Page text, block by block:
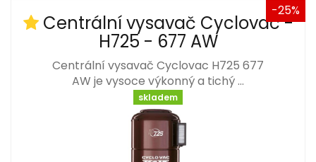
-25%
Centrální vysavač Cyclovac -
H725 - 677 AW
Centrální vysavač Cyclovac H725 677
AW je vysoce výkonný a tichý …
skladem